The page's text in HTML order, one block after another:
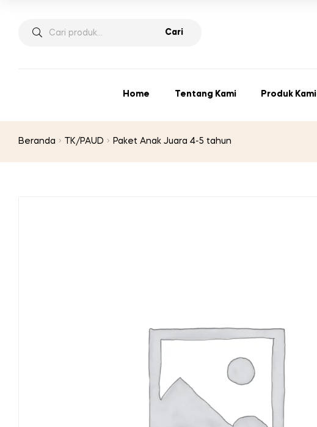
Pencarian
Cari
Home Tentang Kami Produk Kami
Beranda TK/PAUD Paket Anak Juara 4-5 tahun